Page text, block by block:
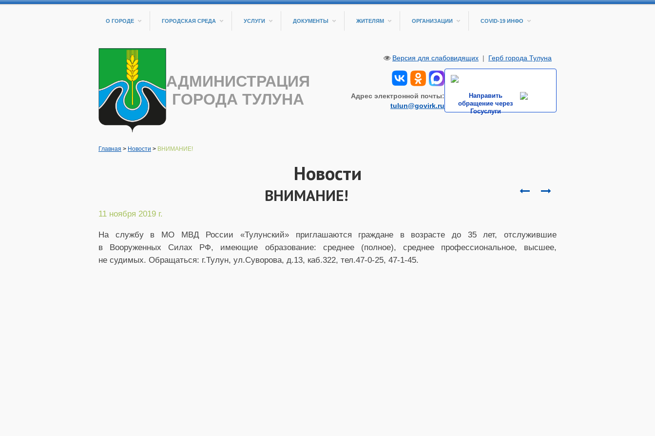
О ГОРОДЕ ГОРОДСКАЯ СРЕДА УСЛУГИ ДОКУМЕНТЫ ЖИТЕЛЯМ ОРГАНИЗАЦИИ COVID-19 ИНФО
АДМИНИСТРАЦИЯ
ГОРОДА ТУЛУНА
Адрес электронной почты:
tulun@govirk.ru
Направить
обращение через
Госуслуги
Версия для слабовидящих | Герб города Тулуна
Главная > Новости > ВНИМАНИЕ!
Новости
ВНИМАНИЕ!
11 ноября 2019 г.
На службу в МО МВД России «Тулунский» приглашаются граждане в возрасте до 35 лет, отслужившие
в Вооруженных Силах РФ, имеющие образование: среднее (полное), среднее профессиональное, высшее,
не судимых. Обращаться: г.Тулун, ул.Суворова, д.13, каб.322, тел.47-0-25, 47-1-45.